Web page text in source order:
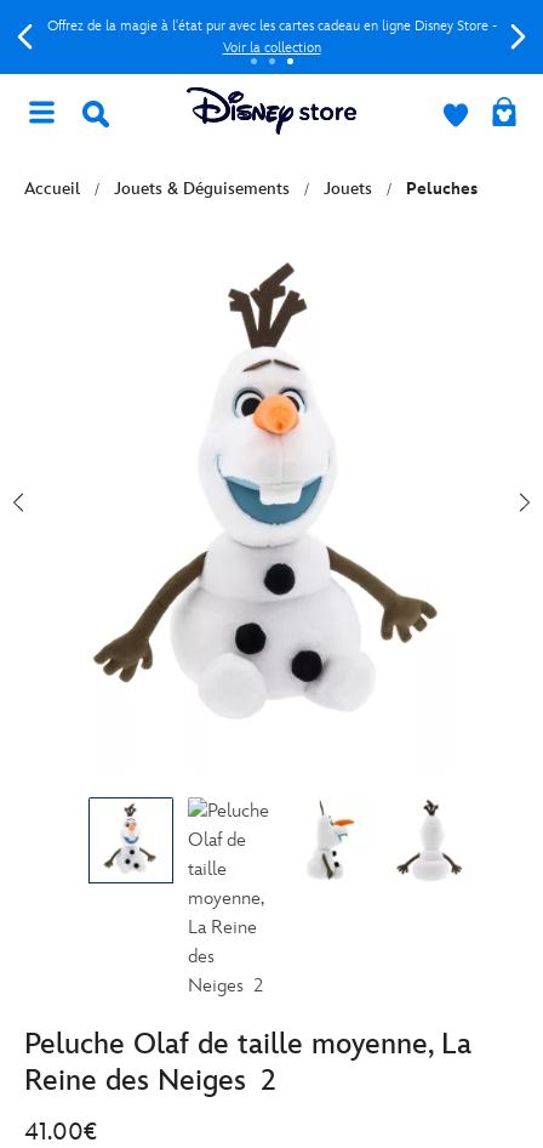
Offrez de la magie à l'état pur avec les cartes cadeau en ligne Disney Store -
Voir la collection
Accueil Jouets & Déguisements Jouets Peluches
Peluche Olaf de taille moyenne, La
Reine des Neiges 2
41.00€